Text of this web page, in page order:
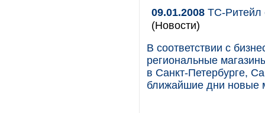
09.01.2008 ТС-Ритейл
(Новости)
В соответствии с
региональные
в Санкт-Петербурге,
ближайшие дни новые